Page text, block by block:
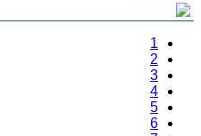
1
2
3
4
5
6